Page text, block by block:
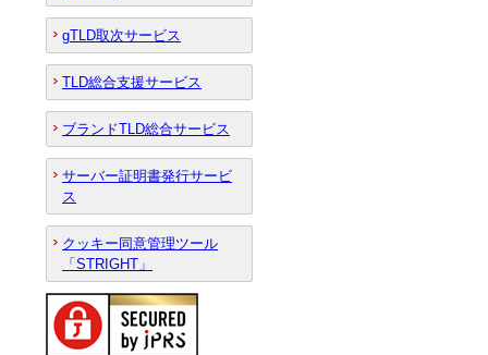
gTLD取次サービス
TLD総合支援サービス
ブランドTLD総合サービス
サーバー証明書発行サービ
ス
クッキー同意管理ツール
「STRIGHT」